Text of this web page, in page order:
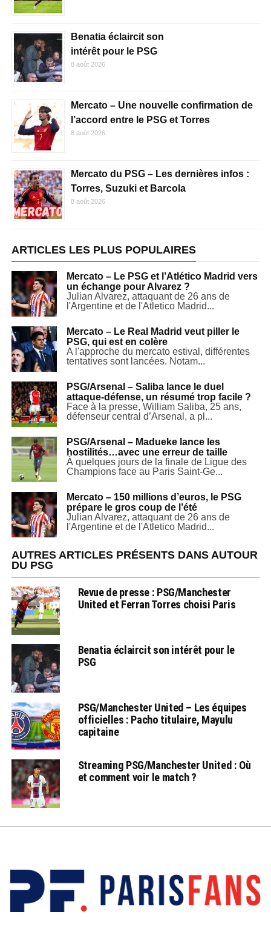
Benatia éclaircit son
intérêt pour le PSG
8 août 2026
Mercato – Une nouvelle confirmation de
l’accord entre le PSG et Torres
8 août 2026
Mercato du PSG – Les dernières infos :
Torres, Suzuki et Barcola
8 août 2026
ARTICLES LES PLUS POPULAIRES
Mercato – Le PSG et l’Atlético Madrid vers
un échange pour Alvarez ?
Julian Alvarez, attaquant de 26 ans de
l'Argentine et de l'Atletico Madrid...
Mercato – Le Real Madrid veut piller le
PSG, qui est en colère
A l'approche du mercato estival, différentes
tentatives sont lancées. Notam...
PSG/Arsenal – Saliba lance le duel
attaque-défense, un résumé trop facile ?
Face à la presse, William Saliba, 25 ans,
défenseur central d’Arsenal, a pl...
PSG/Arsenal – Madueke lance les
hostilités…avec une erreur de taille
À quelques jours de la finale de Ligue des
Champions face au Paris Saint-Ge...
Mercato – 150 millions d’euros, le PSG
prépare le gros coup de l’été
Julian Alvarez, attaquant de 26 ans de
l'Argentine et de l'Atletico Madrid...
AUTRES ARTICLES PRÉSENTS DANS AUTOUR
DU PSG
Revue de presse : PSG/Manchester
United et Ferran Torres choisi Paris
Benatia éclaircit son intérêt pour le
PSG
PSG/Manchester United – Les équipes
officielles : Pacho titulaire, Mayulu
capitaine
Streaming PSG/Manchester United : Où
et comment voir le match ?